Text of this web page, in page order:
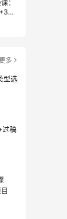
：
更多
型选
过稿